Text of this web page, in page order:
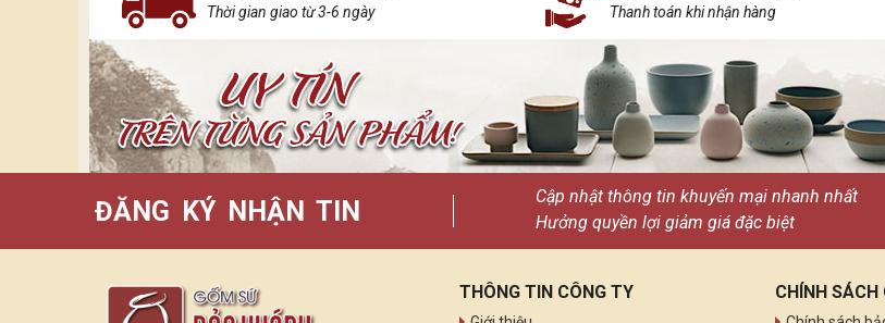
Thời gian giao từ 3-6 ngày Thanh toán khi nhận hàng
ĐĂNG KÝ NHẬN TIN
Cập nhật thông tin khuyến mại nhanh nhất
Hưởng quyền lợi giảm giá đặc biệt
THÔNG TIN CÔNG TY CHÍNH SÁCH